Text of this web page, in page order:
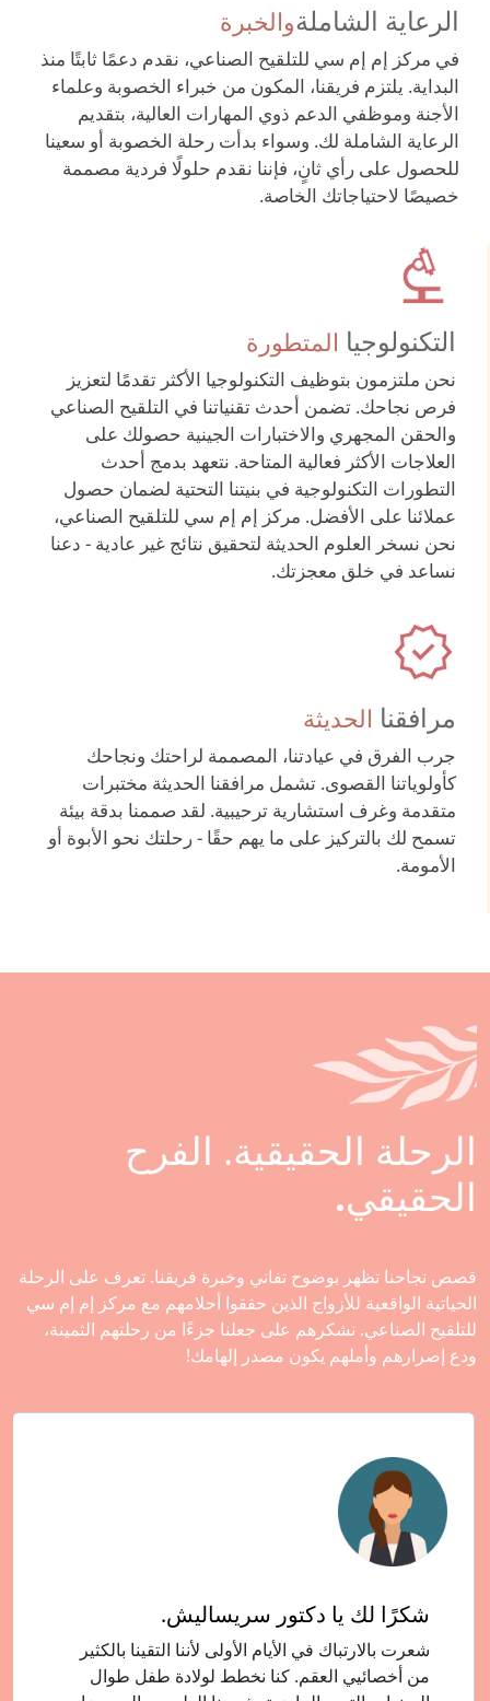
الرعاية الشاملةوالخبرة
في مركز إم إم سي للتلقيح الصناعي، نقدم دعمًا ثابتًا منذ
البداية. يلتزم فريقنا، المكون من خبراء الخصوبة وعلماء
الأجنة وموظفي الدعم ذوي المهارات العالية، بتقديم
الرعاية الشاملة لك. وسواء بدأت رحلة الخصوبة أو سعينا
للحصول على رأي ثانٍ، فإننا نقدم حلولًا فردية مصممة
خصيصًا لاحتياجاتك الخاصة.
التكنولوجيا المتطورة
نحن ملتزمون بتوظيف التكنولوجيا الأكثر تقدمًا لتعزيز
فرص نجاحك. تضمن أحدث تقنياتنا في التلقيح الصناعي
والحقن المجهري والاختبارات الجينية حصولك على
العلاجات الأكثر فعالية المتاحة. نتعهد بدمج أحدث
التطورات التكنولوجية في بنيتنا التحتية لضمان حصول
عملائنا على الأفضل. مركز إم إم سي للتلقيح الصناعي،
نحن نسخر العلوم الحديثة لتحقيق نتائج غير عادية - دعنا
نساعد في خلق معجزتك.
مرافقنا الحديثة
جرب الفرق في عيادتنا، المصممة لراحتك ونجاحك
كأولوياتنا القصوى. تشمل مرافقنا الحديثة مختبرات
متقدمة وغرف استشارية ترحيبية. لقد صممنا بدقة بيئة
تسمح لك بالتركيز على ما يهم حقًا - رحلتك نحو الأبوة أو
الأمومة.
الرحلة الحقيقية. الفرح
الحقيقي.
قصص نجاحنا تظهر بوضوح تفاني وخبرة فريقنا. تعرف على الرحلة
الحياتية الواقعية للأزواج الذين حققوا أحلامهم مع مركز إم إم سي
للتلقيح الصناعي. نشكرهم على جعلنا جزءًا من رحلتهم الثمينة،
ودع إصرارهم وأملهم يكون مصدر إلهامك!
شكرًا لك يا دكتور سريساليش.
شعرت بالارتباك في الأيام الأولى لأننا التقينا بالكثير
من أخصائيي العقم. كنا نخطط لولادة طفل طوال